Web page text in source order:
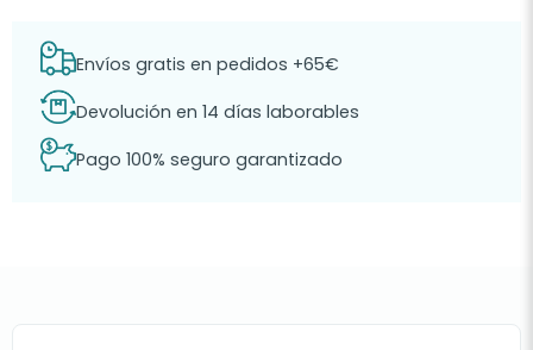
Envíos gratis en pedidos +65€
Devolución en 14 días laborables
Pago 100% seguro garantizado